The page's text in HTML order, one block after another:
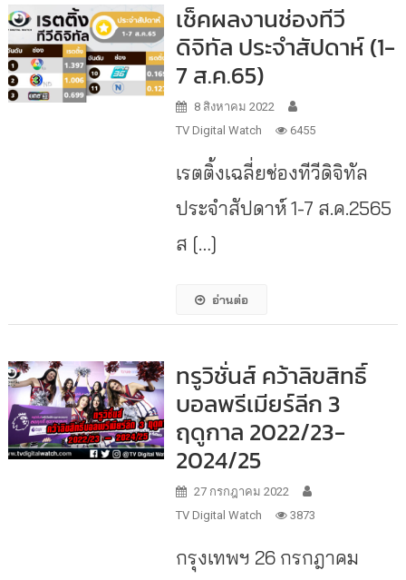
เช็คผลงานช่องทีวี
ดิจิทัล ประจำสัปดาห์ (1-
7 ส.ค.65)
8 สิงหาคม 2022
TV Digital Watch
6455
เรตติ้งเฉลี่ยช่องทีวีดิจิทัล
ประจำสัปดาห์ 1-7 ส.ค.2565
ส […]
อ่านต่อ
ทรูวิชั่นส์ คว้าลิขสิทธิ์
บอลพรีเมียร์ลีก 3
ฤดูกาล 2022/23-
2024/25
27 กรกฎาคม 2022
TV Digital Watch
3873
กรุงเทพฯ 26 กรกฎาคม